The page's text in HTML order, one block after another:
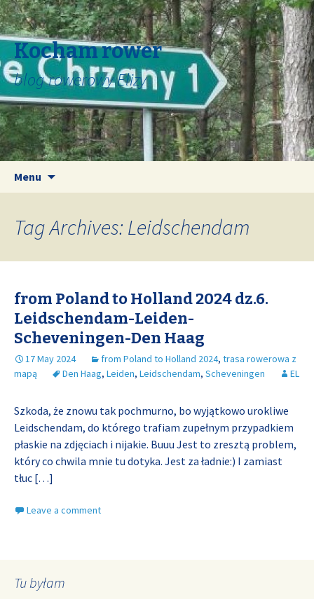
Kocham rower
blog rowerowy Elizy
Menu
Tag Archives: Leidschendam
from Poland to Holland 2024 dz.6.
Leidschendam-Leiden-
Scheveningen-Den Haag
17 May 2024 from Poland to Holland 2024, trasa rowerowa z
mapą
Den Haag, Leiden, Leidschendam, Scheveningen EL
Szkoda, że znowu tak pochmurno, bo wyjątkowo urokliwe
Leidschendam, do którego trafiam zupełnym przypadkiem
płaskie na zdjęciach i nijakie. Buuu Jest to zresztą problem,
który co chwila mnie tu dotyka. Jest za ładnie:) I zamiast
tłuc […]
Leave a comment
Tu byłam